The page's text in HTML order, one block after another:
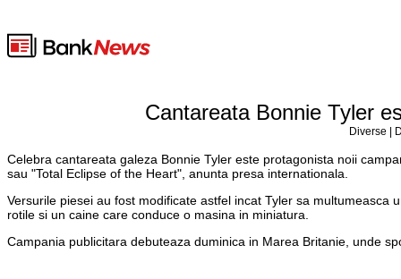
Cantareata Bonnie Tyler
Diverse |
Celebra cantareata galeza Bonnie Tyler este protagonista noii
sau "Total Eclipse of the Heart", anunta presa internationala.
Versurile piesei au fost modificate astfel incat Tyler sa
rotile si un caine care conduce o masina in miniatura.
Campania publicitara debuteaza duminica in Marea Britanie, unde